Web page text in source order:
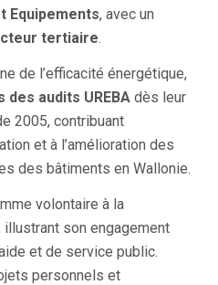
Equipements, avec un
tertiaire.
de l’efficacité énergétique,
des audits UREBA dès leur
2005, contribuant
et à l’amélioration des
des bâtiments en Wallonie.
volontaire à la
son engagement
et de service public.
personnels et